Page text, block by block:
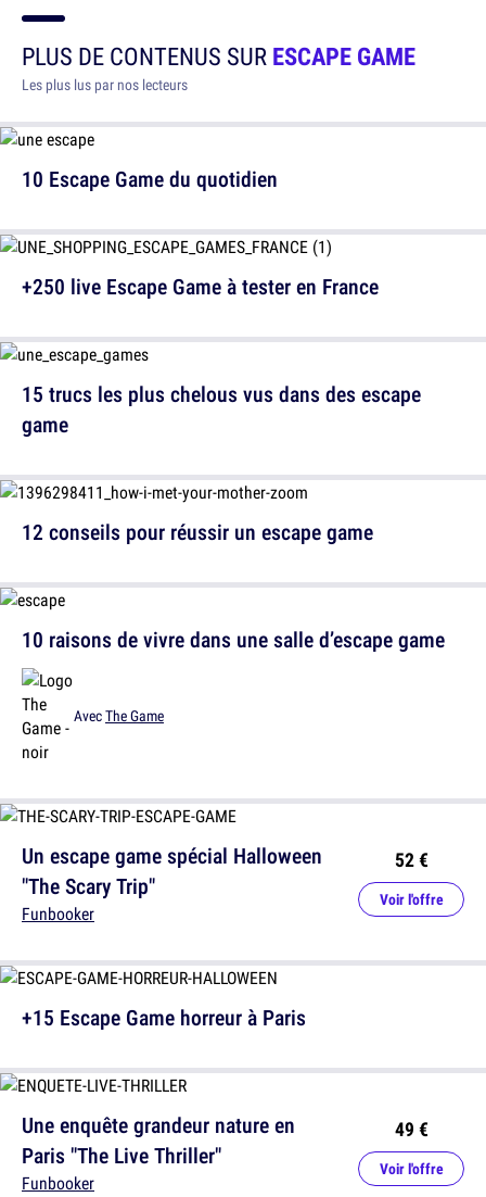
PLUS DE CONTENUS SURESCAPE GAME
Les plus lus par nos lecteurs
10 Escape Game du quotidien
15 trucs les plus chelous vus dans des escape
game
10 raisons de vivre dans une salle d’escape game
AvecThe Game
+15 Escape Game horreur à Paris
+250 live Escape Game à tester en France
12 conseils pour réussir un escape game
Un escape game spécial Halloween
"The Scary Trip"
Funbooker
52 €
Voir l'offre
Une enquête grandeur nature en
Paris "The Live Thriller"
Funbooker
49 €
Voir l'offre